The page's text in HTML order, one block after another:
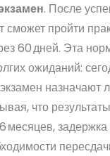
. После
сможет пройти
60 дней. Эта
ожиданий:
назначают
что
месяцев,